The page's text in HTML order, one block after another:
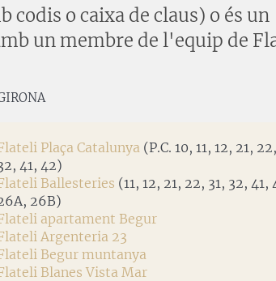
o caixa de claus) o és un
un membre de l'equip de
Plaça Catalunya(P.C. 10, 11, 12, 21,
41, 42)
Ballesteries (11, 12, 21, 22, 31, 32, 41,
26B)
apartament Begur
Argenteria 23
Begur muntanya
Blanes Vista Mar